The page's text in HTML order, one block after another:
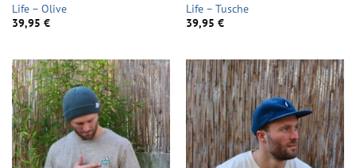
Life – Olive
39,95 €
Life – Tusche
39,95 €